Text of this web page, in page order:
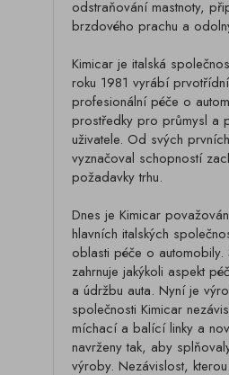
odstraňování mastnoty,
brzdového prachu a
Kimicar je italská
roku 1981 vyrábí
profesionální péče o
prostředky pro průmysl a
uživatele. Od svých
vyznačoval schopností
požadavky trhu.
Dnes je Kimicar
hlavních italských
oblasti péče o automobily.
zahrnuje jakýkoli aspekt
a údržbu auta. Nyní je
společnosti Kimicar
míchací a balící linky a
navrženy tak, aby
výroby. Nezávislost,